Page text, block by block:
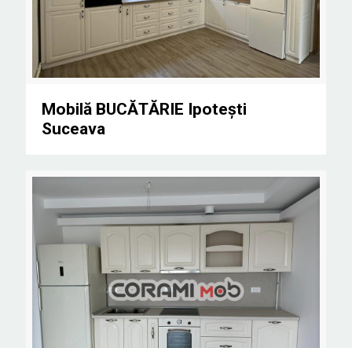
Mobilă BUCĂTĂRIE Ipotești Suceava
Mobilă BUCĂTĂRIE Ipotești
Suceava